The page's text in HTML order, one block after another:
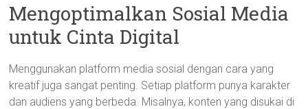
Mengoptimalkan Sosial Media
untuk Cinta Digital
Menggunakan platform media sosial dengan cara yang
kreatif juga sangat penting. Setiap platform punya karakter
dan audiens yang berbeda. Misalnya, konten yang disukai di